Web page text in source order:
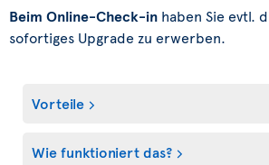
Beim Online-Check-in haben Sie evtl.
sofortiges Upgrade zu erwerben.
Vorteile
Wie funktioniert das?